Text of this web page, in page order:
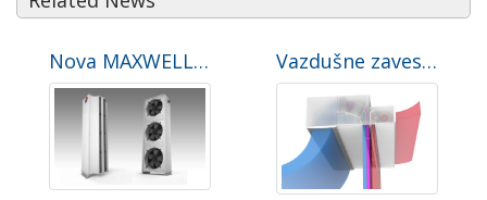
Nova MAXWELL vazdušna zavesa za industrijska vrata Vazdušne zavese za hladne prostorije ili komore za zamrzavanje. Studija slučaja